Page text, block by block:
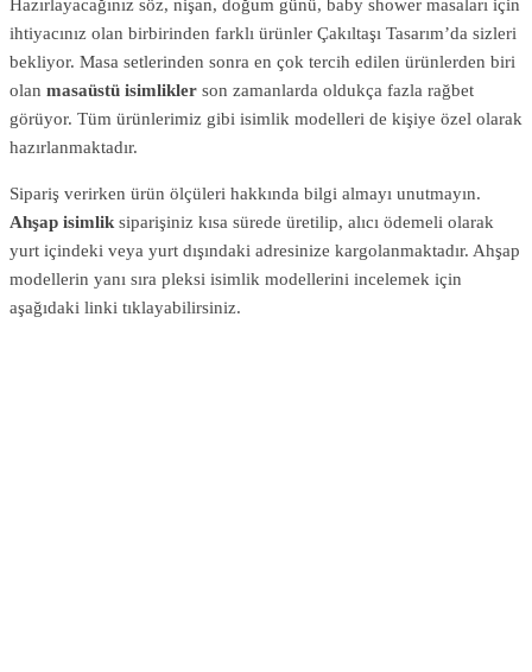
Hazırlayacağınız söz, nişan, doğum günü, baby shower masaları için
ihtiyacınız olan birbirinden farklı ürünler Çakıltaşı Tasarım’da sizleri
bekliyor. Masa setlerinden sonra en çok tercih edilen ürünlerden biri
olan masaüstü isimlikler son zamanlarda oldukça fazla rağbet
görüyor. Tüm ürünlerimiz gibi isimlik modelleri de kişiye özel olarak
hazırlanmaktadır.
Sipariş verirken ürün ölçüleri hakkında bilgi almayı unutmayın.
Ahşap isimlik siparişiniz kısa sürede üretilip, alıcı ödemeli olarak
yurt içindeki veya yurt dışındaki adresinize kargolanmaktadır. Ahşap
modellerin yanı sıra pleksi isimlik modellerini incelemek için
aşağıdaki linki tıklayabilirsiniz.